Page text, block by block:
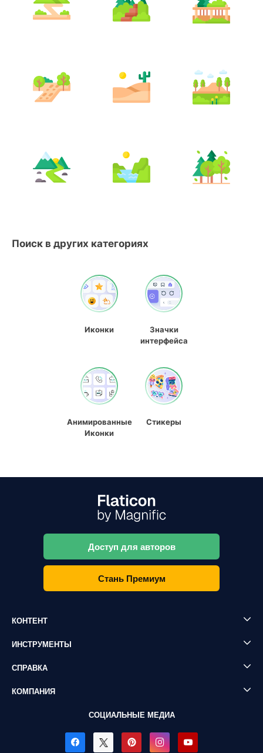
Поиск в других категориях
Иконки
Значки
интерфейса
Анимированные
Иконки
Стикеры
Доступ для авторов
Стань Премиум
КОНТЕНТ
ИНСТРУМЕНТЫ
СПРАВКА
КОМПАНИЯ
СОЦИАЛЬНЫЕ МЕДИА